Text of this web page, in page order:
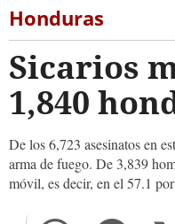
Honduras
Sicarios
1,840
De los 6,723 asesinatos en
arma de fuego. De 3,839
móvil, es decir, en el 57.1